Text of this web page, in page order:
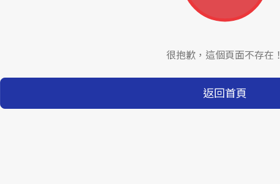
很抱歉，這個頁面不存在！
返回首頁